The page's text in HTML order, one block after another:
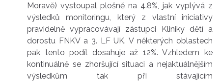
Moravě) vystoupal plošně na 4.8%, jak vyplývá z
výsledků monitoringu, který z vlastní iniciativy
pravidelně vypracovávají zástupci Kliniky dětí a
dorostu FNKV a 3. LF UK. V některých oblastech
pak tento podíl dosahuje až 12%. Vzhledem ke
kontinuálně se zhoršující situaci a nejaktuálnějším
výsledkům tak při stávajícím